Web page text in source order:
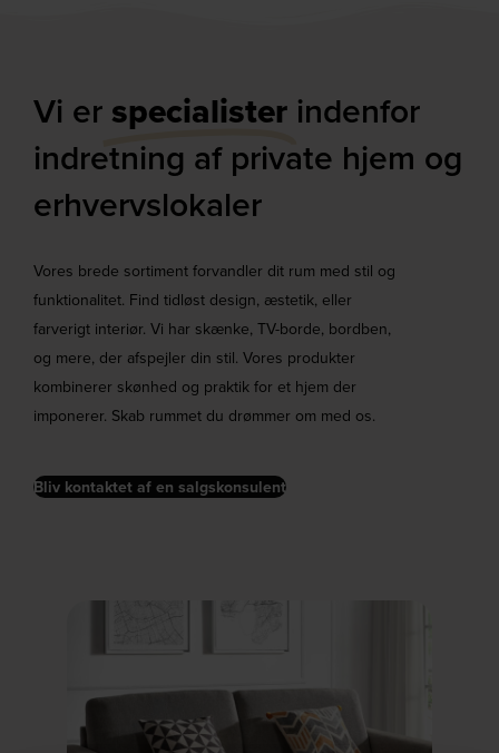
Vi er specialister indenfor
indretning af private hjem og
erhvervslokaler​
Vores brede sortiment forvandler dit rum med stil og
funktionalitet. Find tidløst design, æstetik, eller
farverigt interiør. Vi har skænke, TV-borde, bordben,
og mere, der afspejler din stil. Vores produkter
kombinerer skønhed og praktik for et hjem der
imponerer. Skab rummet du drømmer om med os.
Bliv kontaktet af en salgskonsulent